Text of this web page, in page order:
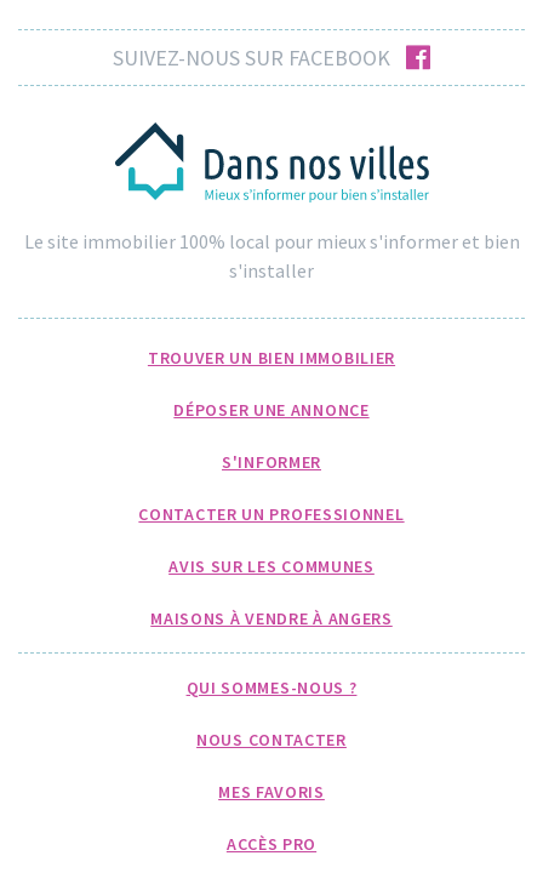
SUIVEZ-NOUS SUR FACEBOOK facebook
Le site immobilier 100% local pour mieux s'informer et bien
s'installer
TROUVER UN BIEN IMMOBILIER
DÉPOSER UNE ANNONCE
S'INFORMER
CONTACTER UN PROFESSIONNEL
AVIS SUR LES COMMUNES
MAISONS À VENDRE À ANGERS
QUI SOMMES-NOUS ?
NOUS CONTACTER
MES FAVORIS
ACCÈS PRO